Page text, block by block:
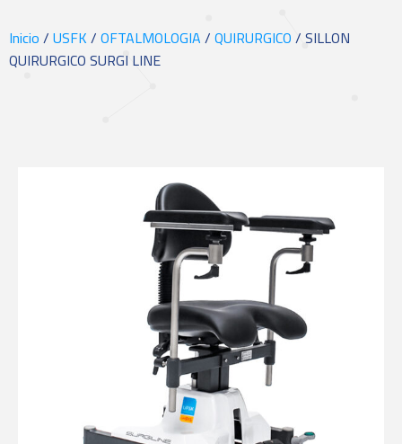
Inicio/USFK/OFTALMOLOGIA/QUIRURGICO/ SILLON
QUIRURGICO SURGI LINE